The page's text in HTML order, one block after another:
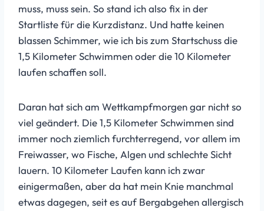
muss, muss sein. So stand ich also fix in der
Startliste für die Kurzdistanz. Und hatte keinen
blassen Schimmer, wie ich bis zum Startschuss die
1,5 Kilometer Schwimmen oder die 10 Kilometer
laufen schaffen soll.
Daran hat sich am Wettkampfmorgen gar nicht so
viel geändert. Die 1,5 Kilometer Schwimmen sind
immer noch ziemlich furchterregend, vor allem im
Freiwasser, wo Fische, Algen und schlechte Sicht
lauern. 10 Kilometer Laufen kann ich zwar
einigermaßen, aber da hat mein Knie manchmal
etwas dagegen, seit es auf Bergabgehen allergisch